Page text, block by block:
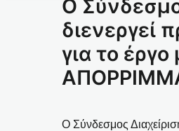
Ο
διενεργεί
για το
Ο Σύνδεσμος